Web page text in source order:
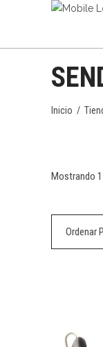
Inicio /
Mostrando
Ordenar